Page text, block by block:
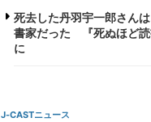
死去した丹羽宇一郎さん
書家だった 『死ぬほど
に
J-CASTニュース